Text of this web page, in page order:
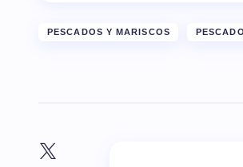
PESCADOS Y MARISCOS